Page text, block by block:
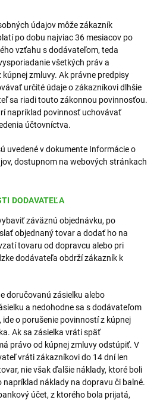
údajov môže zákazník
po dobu najviac 36 mesiacov po
vzťahu s dodávateľom, teda
všetkých práv a
zmluvy. Ak právne predpisy
určité údaje o zákazníkovi dlhšie
sa riadi touto zákonnou povinnosťou.
napríklad povinnosť uchovávať
účtovníctva.
uvedené v dokumente Informácie o
dostupnom na webových stránkach
DODAVATEĽA
záväznú objednávku, po
objednaný tovar a dodať ho na
tovaru od dopravcu alebo pri
dodávateľa obdrží zákazník k
doručovanú zásielku alebo
a nedohodne sa s dodávateľom
o porušenie povinností z kúpnej
Ak sa zásielka vráti späť
právo od kúpnej zmluvy odstúpiť. V
vráti zákazníkovi do 14 dní len
nie však ďalšie náklady, ktoré boli
napríklad náklady na dopravu či balné.
účet, z ktorého bola prijatá,